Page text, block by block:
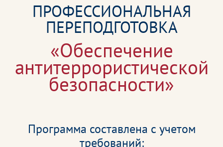
ПРОФЕССИОНАЛЬНАЯ
ПЕРЕПОДГОТОВКА
«Обеспечение
антитеррористической
безопасности»
Программа составлена с учетом
требований: